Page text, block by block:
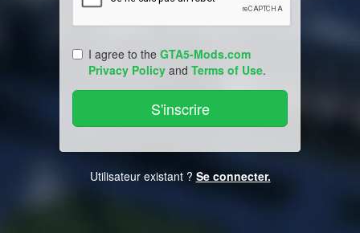
I agree to the GTA5-Mods.com
Privacy Policy and Terms of Use.
Utilisateur existant ? Se connecter.